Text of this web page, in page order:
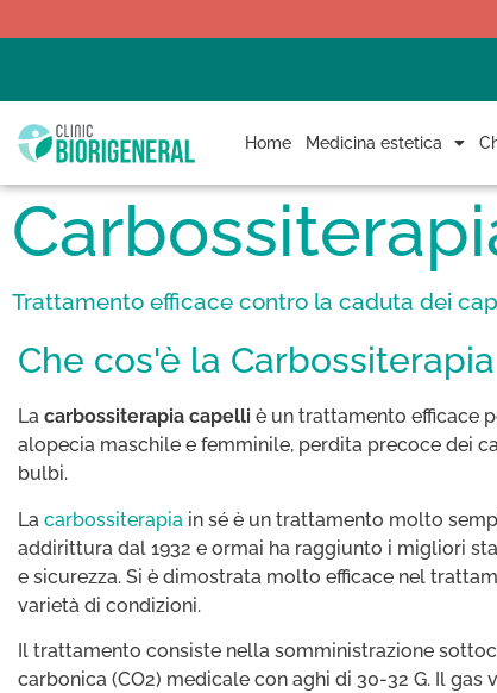
Home Medicina estetica
Trattamento efficace contro la caduta dei
Che cos'è la
La carbossiterapia capelli è un trattamento efficace
alopecia maschile e femminile, perdita precoce dei
bulbi.
La carbossiterapia in sé è un trattamento molto
addirittura dal 1932 e ormai ha raggiunto i migliori
e sicurezza. Si è dimostrata molto efficace nel
varietà di condizioni.
Il trattamento consiste nella somministrazione
carbonica (CO2) medicale con aghi di 30-32 G. Il gas